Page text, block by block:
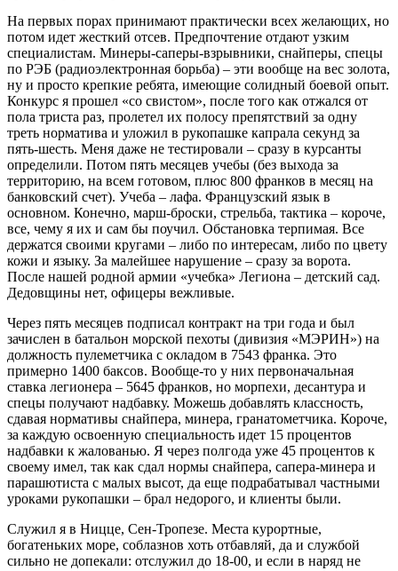
На первых порах принимают практически всех желающих, но
потом идет жесткий отсев. Предпочтение отдают узким
специалистам. Минеры-саперы-взрывники, снайперы, спецы
по РЭБ (радиоэлектронная борьба) – эти вообще на вес золота,
ну и просто крепкие ребята, имеющие солидный боевой опыт.
Конкурс я прошел «со свистом», после того как отжался от
пола триста раз, пролетел их полосу препятствий за одну
треть норматива и уложил в рукопашке капрала секунд за
пять-шесть. Меня даже не тестировали – сразу в курсанты
определили. Потом пять месяцев учебы (без выхода за
территорию, на всем готовом, плюс 800 франков в месяц на
банковский счет). Учеба – лафа. Французский язык в
основном. Конечно, марш-броски, стрельба, тактика – короче,
все, чему я их и сам бы поучил. Обстановка терпимая. Все
держатся своими кругами – либо по интересам, либо по цвету
кожи и языку. За малейшее нарушение – сразу за ворота.
После нашей родной армии «учебка» Легиона – детский сад.
Дедовщины нет, офицеры вежливые.
Через пять месяцев подписал контракт на три года и был
зачислен в батальон морской пехоты (дивизия «МЭРИН») на
должность пулеметчика с окладом в 7543 франка. Это
примерно 1400 баксов. Вообще-то у них первоначальная
ставка легионера – 5645 франков, но морпехи, десантура и
спецы получают надбавку. Можешь добавлять классность,
сдавая нормативы снайпера, минера, гранатометчика. Короче,
за каждую освоенную специальность идет 15 процентов
надбавки к жалованью. Я через полгода уже 45 процентов к
своему имел, так как сдал нормы снайпера, сапера-минера и
парашютиста с малых высот, да еще подрабатывал частными
уроками рукопашки – брал недорого, и клиенты были.
Служил я в Ницце, Сен-Тропезе. Места курортные,
богатеньких море, соблазнов хоть отбавляй, да и службой
сильно не допекали: отслужил до 18-00, и если в наряд не